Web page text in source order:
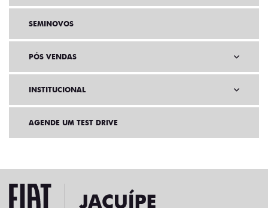
SEMINOVOS
PÓS VENDAS
INSTITUCIONAL
AGENDE UM TEST DRIVE